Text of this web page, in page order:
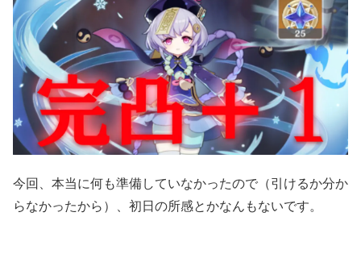
今回、本当に何も準備していなかったので（引けるか分か
らなかったから）、初日の所感とかなんもないです。